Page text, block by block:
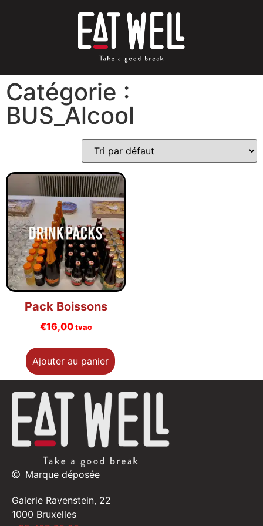
Catégorie :
BUS_Alcool
Pack Boissons
€16,00 tvac
Ajouter au panier
Marque déposée
Galerie Ravenstein, 22
1000 Bruxelles